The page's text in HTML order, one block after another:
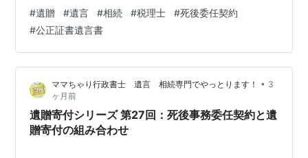
却） ② 税金・費用の支払い ③ 相続人に遺贈額を交付
④ 残額を区へ寄付 ⑤ 相続税申告・所得税申告 まとめ
ランキング参加中遺産相続問題 ランキング参加中士業 ラ
ンキング参加中会計士 「自分の不動産を死後に区へ寄付
したい」「相続人にも一部だけ渡したい」 こうした相談
は近年増えてい…
#遺贈 #遺言 #相続 #税理士 #死後委任契約
#公正証書遺言書
ママちゃり行政書士 遺言 相続専門でやっとります！ • 3
ヶ月前
遺贈寄付シリーズ 第27回：死後事務委任契約と遺
贈寄付の組み合わせ